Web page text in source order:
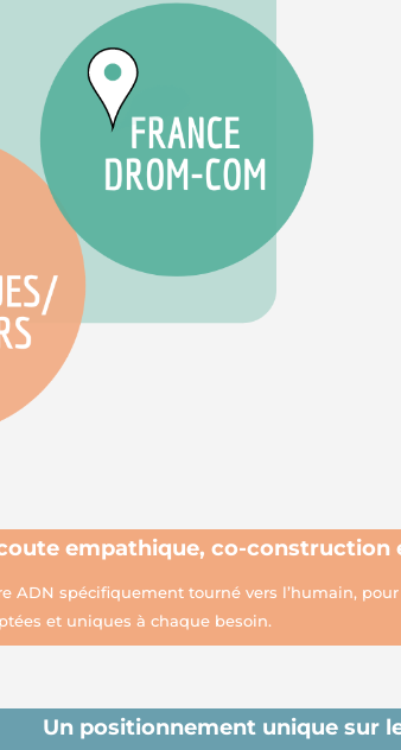
empathique,co-construction
ADN spécifiquement tourné vers l’humain,
et uniques à chaque besoin.
Un positionnement unique sur